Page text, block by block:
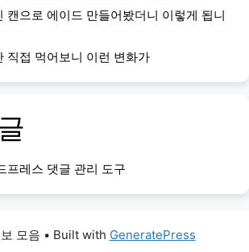
캔으로 에이드 만들어봤더니 이렇게 됩니
직접 먹어보니 이런 변화가
프레스 댓글 관리 도구
모음 • Built with GeneratePress